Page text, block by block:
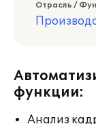
Отрасль /
функции:
Анализ